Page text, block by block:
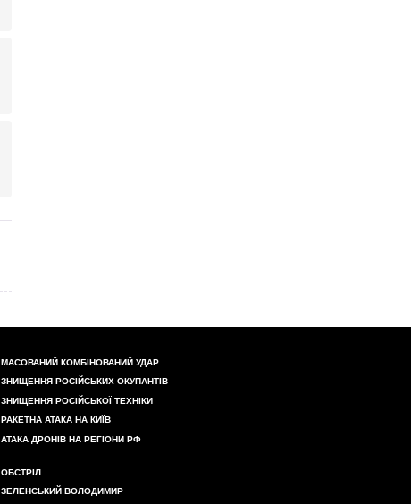
МАСОВАНИЙ КОМБІНОВАНИЙ УДАР
ЗНИЩЕННЯ РОСІЙСЬКИХ ОКУПАНТІВ
ЗНИЩЕННЯ РОСІЙСЬКОЇ ТЕХНІКИ
РАКЕТНА АТАКА НА КИЇВ
АТАКА ДРОНІВ НА РЕГІОНИ РФ
ОБСТРІЛ
ЗЕЛЕНСЬКИЙ ВОЛОДИМИР